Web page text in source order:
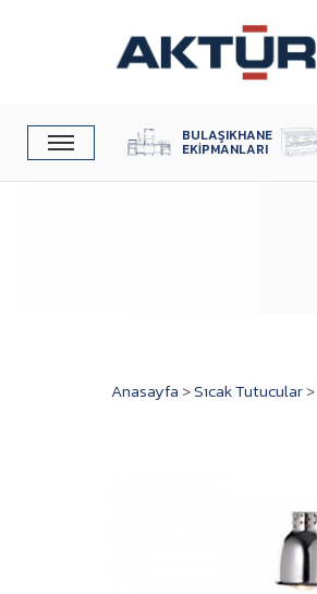
BULAŞIKHANE
EKIPMANLARI
Anasayfa >Sıcak Tutucular>